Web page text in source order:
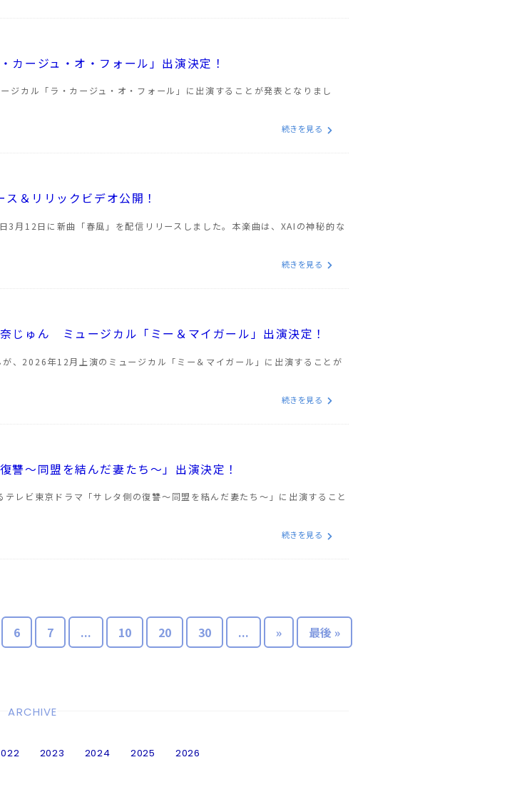
ージュ・オ・フォール」出演決定！
ジカル「ラ・カージュ・オ・フォール」に出演することが発表となりまし
続きを見る
＆リリックビデオ公開！
3月12日に新曲「春風」を配信リリースしました。本楽曲は、XAIの神秘的な
続きを見る
じゅん ミュージカル「ミー＆マイガール」出演決定！
、2026年12月上演のミュージカル「ミー＆マイガール」に出演することが
続きを見る
〜同盟を結んだ妻たち〜」出演決定！
レビ東京ドラマ「サレタ側の復讐〜同盟を結んだ妻たち〜」に出演すること
続きを見る
6 7 ... 10 20 30 ... » 最後 »
ARCHIVE
2023 2024 2025 2026